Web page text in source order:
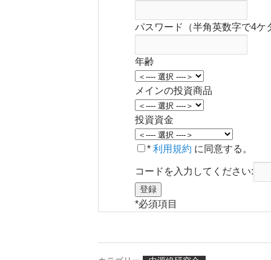
パスワード（半角英数字で4ケ
年齢
メインの投資商品
投資資金
* 利用規約 に同意する。
コードを入力してください:
*必須項目